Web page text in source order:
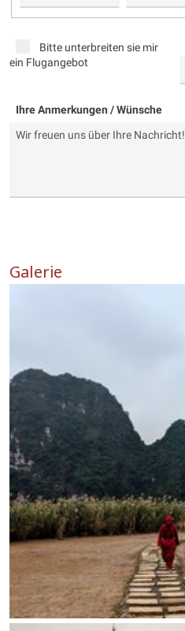
Bitte unterbreiten sie mir
ein Flugangebot
Ihre Anmerkungen / Wünsche
Galerie